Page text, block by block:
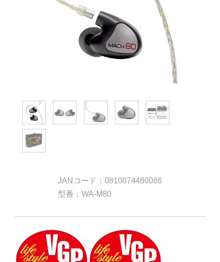
JANコード：0810074480086
型番：WA-M80